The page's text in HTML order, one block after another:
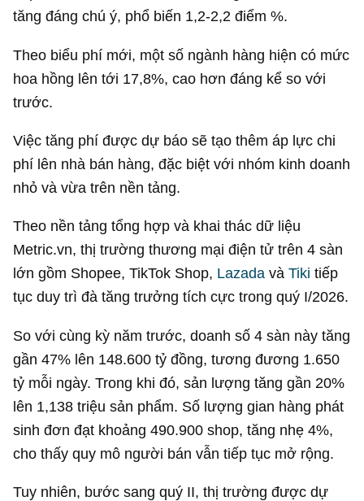
tăng đáng chú ý, phổ biến 1,2-2,2 điểm %.
Theo biểu phí mới, một số ngành hàng hiện có mức
hoa hồng lên tới 17,8%, cao hơn đáng kể so với
trước.
Việc tăng phí được dự báo sẽ tạo thêm áp lực chi
phí lên nhà bán hàng, đặc biệt với nhóm kinh doanh
nhỏ và vừa trên nền tảng.
Theo nền tảng tổng hợp và khai thác dữ liệu
Metric.vn, thị trường thương mại điện tử trên 4 sàn
lớn gồm Shopee, TikTok Shop, Lazada vàTiki tiếp
tục duy trì đà tăng trưởng tích cực trong quý I/2026.
So với cùng kỳ năm trước, doanh số 4 sàn này tăng
gần 47% lên 148.600 tỷ đồng, tương đương 1.650
tỷ mỗi ngày. Trong khi đó, sản lượng tăng gần 20%
lên 1,138 triệu sản phẩm. Số lượng gian hàng phát
sinh đơn đạt khoảng 490.900 shop, tăng nhẹ 4%,
cho thấy quy mô người bán vẫn tiếp tục mở rộng.
Tuy nhiên, bước sang quý II, thị trường được dự